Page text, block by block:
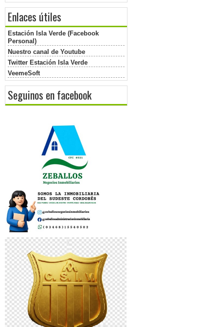
Enlaces útiles
Estación Isla Verde (Facebook
Personal)
Nuestro canal de Youtube
Twitter Estación Isla Verde
VeemeSoft
Seguinos en facebook